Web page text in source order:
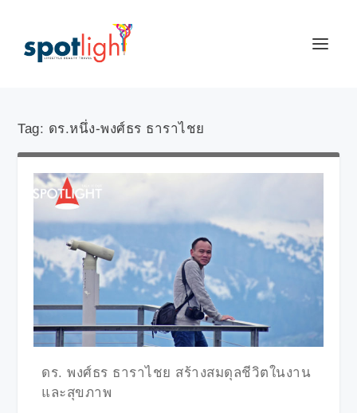
Tag: ดร.หนึ่ง-พงศ์ธร ธาราไชย
ดร. พงศ์ธร ธาราไชย สร้างสมดุลชีวิตในงาน
และสุขภาพ